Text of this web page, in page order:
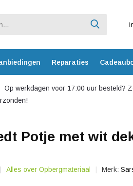
Reparaties
Op werkdagen voor 17:00 uur besteld?
Potje met wit
Alles over Opbergmateriaal Merk: